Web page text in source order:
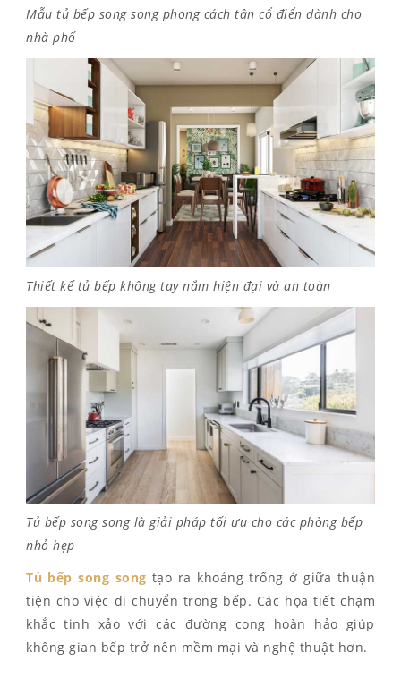
Mẫu tủ bếp song song phong cách tân cổ điển dành cho
nhà phố
Thiết kế tủ bếp không tay nắm hiện đại và an toàn
Tủ bếp song song là giải pháp tối ưu cho các phòng bếp
nhỏ hẹp
Tủ bếp song song tạo ra khoảng trống ở giữa thuận
tiện cho việc di chuyển trong bếp. Các họa tiết chạm
khắc tinh xảo với các đường cong hoàn hảo giúp
không gian bếp trở nên mềm mại và nghệ thuật hơn.